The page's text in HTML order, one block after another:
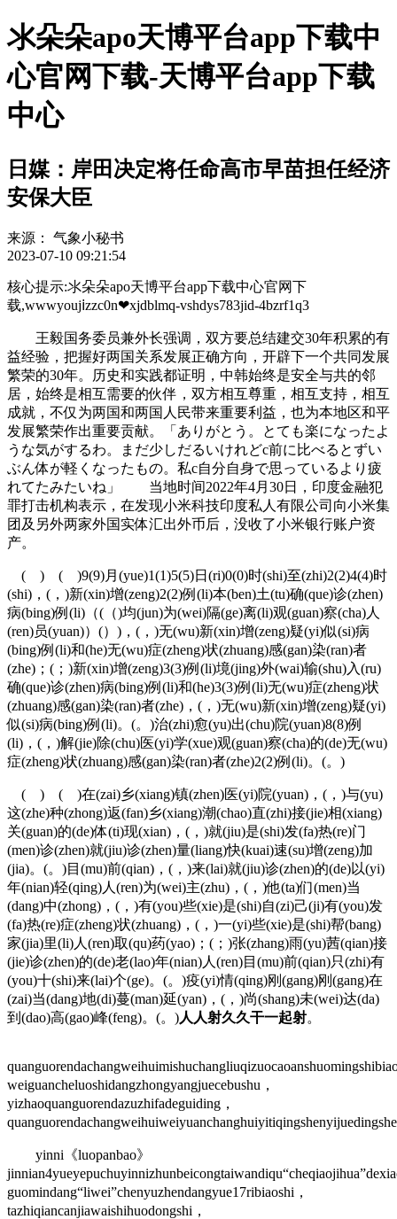
氺朵朵apo天博平台app下载中
心官网下载-天博平台app下载
中心
日媒：岸田决定将任命高市早苗担任经济
安保大臣
来源：
气象小秘书
2023-07-10 09:21:54
核心提示:氺朵朵apo天博平台app下载中心官网下
载,wwwyoujⅰzzc0n❤xjdblmq-vshdys783jid-4bzrf1q3
王毅国务委员兼外长强调，双方要总结建交30年积累的有
益经验，把握好两国关系发展正确方向，开辟下一个共同发展
繁荣的30年。历史和实践都证明，中韩始终是安全与共的邻
居，始终是相互需要的伙伴，双方相互尊重，相互支持，相互
成就，不仅为两国和两国人民带来重要利益，也为本地区和平
发展繁荣作出重要贡献。「ありがとう。とても楽になったよ
うな気がするわ。まだ少しだるいけれどc前に比べるとずい
ぶん体が軽くなったもの。私c自分自身で思っているより疲
れてたみたいね」 当地时间2022年4月30日，印度金融犯
罪打击机构表示，在发现小米科技印度私人有限公司向小米集
团及另外两家外国实体汇出外币后，没收了小米银行账户资
产。
( ) ( )9(9)月(yue)1(1)5(5)日(ri)0(0)时(shi)至(zhi)2(2)4(4)时
(shi)，(，)新(xin)增(zeng)2(2)例(li)本(ben)土(tu)确(que)诊(zhen)
病(bing)例(li)（(（)均(jun)为(wei)隔(ge)离(li)观(guan)察(cha)人
(ren)员(yuan)）(）)，(，)无(wu)新(xin)增(zeng)疑(yi)似(si)病
(bing)例(li)和(he)无(wu)症(zheng)状(zhuang)感(gan)染(ran)者
(zhe)；(；)新(xin)增(zeng)3(3)例(li)境(jing)外(wai)输(shu)入(ru)
确(que)诊(zhen)病(bing)例(li)和(he)3(3)例(li)无(wu)症(zheng)状
(zhuang)感(gan)染(ran)者(zhe)，(，)无(wu)新(xin)增(zeng)疑(yi)
似(si)病(bing)例(li)。(。)治(zhi)愈(yu)出(chu)院(yuan)8(8)例
(li)，(，)解(jie)除(chu)医(yi)学(xue)观(guan)察(cha)的(de)无(wu)
症(zheng)状(zhuang)感(gan)染(ran)者(zhe)2(2)例(li)。(。)
( ) ( )在(zai)乡(xiang)镇(zhen)医(yi)院(yuan)，(，)与(yu)
这(zhe)种(zhong)返(fan)乡(xiang)潮(chao)直(zhi)接(jie)相(xiang)
关(guan)的(de)体(ti)现(xian)，(，)就(jiu)是(shi)发(fa)热(re)门
(men)诊(zhen)就(jiu)诊(zhen)量(liang)快(kuai)速(su)增(zeng)加
(jia)。(。)目(mu)前(qian)，(，)来(lai)就(jiu)诊(zhen)的(de)以(yi)
年(nian)轻(qing)人(ren)为(wei)主(zhu)，(，)他(ta)们(men)当
(dang)中(zhong)，(，)有(you)些(xie)是(shi)自(zi)己(ji)有(you)发
(fa)热(re)症(zheng)状(zhuang)，(，)一(yi)些(xie)是(shi)帮(bang)
家(jia)里(li)人(ren)取(qu)药(yao)；(；)张(zhang)雨(yu)茜(qian)接
(jie)诊(zhen)的(de)老(lao)年(nian)人(ren)目(mu)前(qian)只(zhi)有
(you)十(shi)来(lai)个(ge)。(。)疫(yi)情(qing)刚(gang)刚(gang)在
(zai)当(dang)地(di)蔓(man)延(yan)，(，)尚(shang)未(wei)达(da)
到(dao)高(gao)峰(feng)。(。)人人射久久干一起射。
weiguancheluoshidangzhongyangjuecebushu，
yizhaoquanguorendazuzhifadeguiding，
yinni《luopanbao》
guomindang“liwei”chenyuzhendangyue17ribiaoshi，
tazhiqiancanjiawaishihuodongshi，